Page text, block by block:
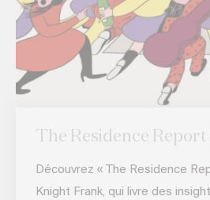
The Residence
Découvrez « The Residence
Knight Frank, qui livre des